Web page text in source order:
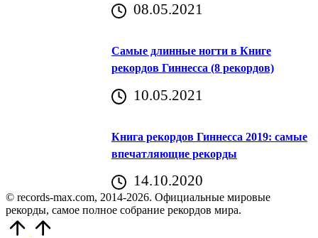
08.05.2021
Самые длинные ногти в Книге
рекордов Гиннесса (8 рекордов)
10.05.2021
Книга рекордов Гиннесса 2019: самые
впечатляющие рекорды
14.10.2020
© records-max.com, 2014-2026. Официальные мировые
рекорды, самое полное собрание рекордов мира.